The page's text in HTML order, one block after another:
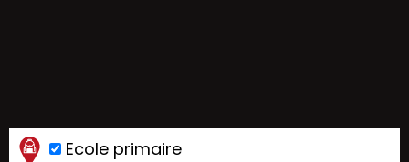
Ecole primaire